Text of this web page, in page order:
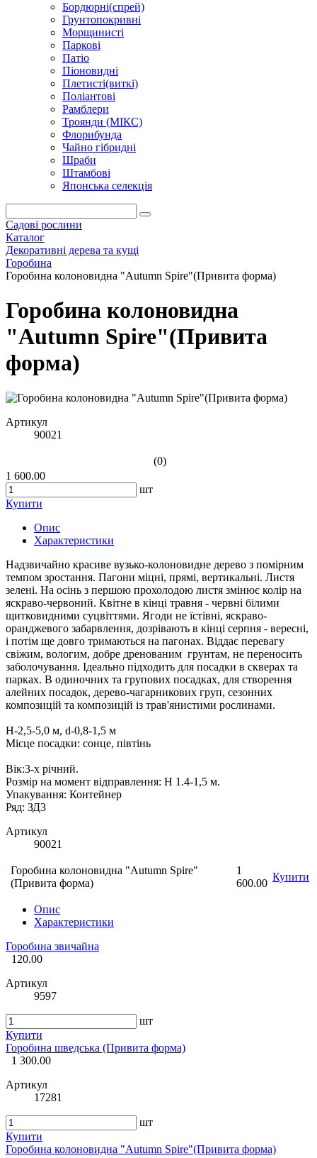
Бордюрні(спрей)
Грунтопокривні
Морщинисті
Паркові
Патіо
Піоновидні
Плетисті(виткі)
Поліантові
Рамблери
Троянди (МІКС)
Флорибунда
Чайно гібридні
Шраби
Штамбові
Японська селекція
Садові рослини
Каталог
Декоративні дерева та кущі
Горобина
Горобина колоновидна "Autumn Spire"(Привита форма)
Горобина колоновидна
"Autumn Spire"(Привита
форма)
Артикул
90021
(0)
1 600.00
шт
Купити
Опис
Характеристики
Надзвичайно красиве вузько-колоновидне дерево з помірним
темпом зростання. Пагони міцні, прямі, вертикальні. Листя
зелені. На осінь з першою прохолодою листя змінює колір на
яскраво-червоний. Квітне в кінці травня - червні білими
щитковидними суцвіттями. Ягоди не їстівні, яскраво-
оранджевого забарвлення, дозрівають в кінці серпня - вересні,
і потім ще довго тримаються на пагонах. Віддає перевагу
свіжим, вологим, добре дренованим грунтам, не переносить
заболочування. Ідеально підходить для посадки в скверах та
парках. В одиночних та групових посадках, для створення
алейних посадок, дерево-чагарникових груп, сезонних
композицій та композицій із трав'янистими рослинами.
Н-2,5-5,0 м, d-0,8-1,5 м
Місце посадки: сонце, півтінь
Вік:3-х річний.
Розмір на момент відправлення: Н 1.4-1,5 м.
Упакування: Контейнер
Ряд: ЗД3
Артикул
90021
Горобина колоновидна "Autumn Spire"
(Привита форма)
1
600.00
Купити
Опис
Характеристики
Горобина звичайна
120.00
Артикул
9597
шт
Купити
Горобина шведська (Привита форма)
1 300.00
Артикул
17281
шт
Купити
Горобина колоновидна "Autumn Spire"(Привита форма)